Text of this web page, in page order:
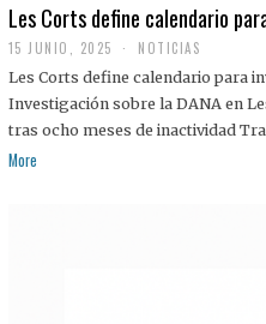
Les Corts define calendario
15 JUNIO, 2025 NOTICIAS
Les Corts define calendario para
Investigación sobre la DANA en
tras ocho meses de inactividad
More